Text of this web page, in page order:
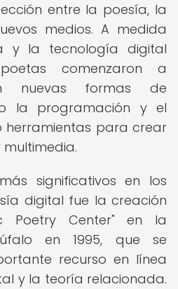
entre la poesía, la
medios. A medida
y la tecnología digital
comenzaron a
nuevas formas de
la programación y el
herramientas para crear
significativos en los
digital fue la creación
Poetry Center" en la
en 1995, que se
recurso en línea
y la teoría relacionada.